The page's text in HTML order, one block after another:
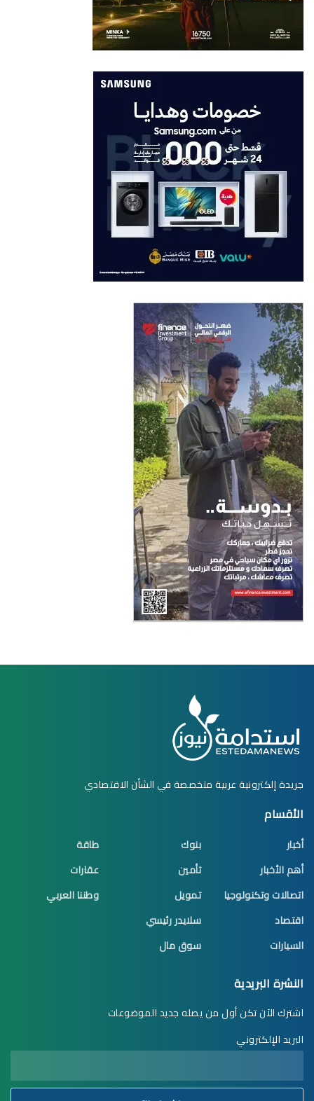
جريدة إلكترونية عربية متخصصة في الشأن الاقتصادي
الأقسام
أخبار
أهم الأخبار
اتصالات وتكنولوجيا
اقتصاد
السيارات
بنوك
تأمين
تمويل
سلايدر رئيسي
سوق مال
طاقة
عقارات
وطننا العربي
النشرة البريدية
اشترك الآن تكن أول من يصله جديد الموضوعات
البريد الإلكتروني